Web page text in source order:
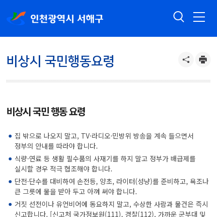
비상시 국민행동요령
비상시 국민 행동 요령
집 밖으로 나오지 말고, TV·라디오·민방위 방송을 계속 들으면서
정부의 안내를 따라야 합니다.
식량·연료 등 생활 필수품의 사재기를 하지 말고 정부가 배급제를
실시할 경우 적극 협조해야 합니다.
단전·단수를 대비하여 손전등, 양초, 라이터(성냥)를 준비하고, 욕조나
큰 그릇에 물을 받아 두고 아껴 써야 합니다.
거짓 선전이나 유언비어에 동요하지 말고, 수상한 사람과 물건은 즉시
신고합니다. [신고처 국가정보원(111), 경찰(112), 가까운 군부대 및